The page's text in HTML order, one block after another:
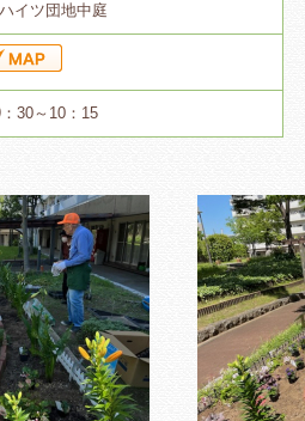
イツ団地中庭
30～10：15